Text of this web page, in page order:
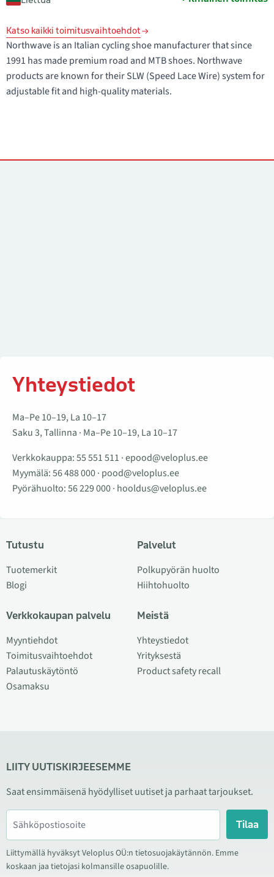
Katso kaikki toimitusvaihtoehdot
Northwave is an Italian cycling shoe manufacturer that since
1991 has made premium road and MTB shoes. Northwave
products are known for their SLW (Speed Lace Wire) system for
adjustable fit and high-quality materials.
Yhteystiedot
Ma–Pe 10–19, La 10–17
Saku 3, Tallinna · Ma–Pe 10–19, La 10–17
Verkkokauppa:55 551 511 ·epood@veloplus.ee
Myymälä:56 488 000· pood@veloplus.ee
Pyörähuolto:56 229 000· hooldus@veloplus.ee
Tutustu
Tuotemerkit
Blogi
Verkkokaupan palvelu
Myyntiehdot
Toimitusvaihtoehdot
Palautuskäytöntö
Osamaksu
Palvelut
Polkupyörän huolto
Hiihtohuolto
Meistä
Yhteystiedot
Yrityksestä
Product safety recall
LIITY UUTISKIRJEESEMME
Saat ensimmäisenä hyödylliset uutiset ja parhaat tarjoukset.
Tilaa
Liittymällä hyväksyt Veloplus OÜ:n tietosuojakäytännön. Emme
koskaan jaa tietojasi kolmansille osapuolille.